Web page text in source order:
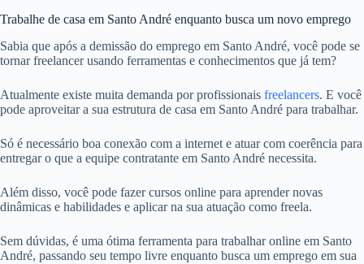
Trabalhe de casa em Santo André enquanto busca um novo emprego
Sabia que após a demissão do emprego em Santo André, você pode se
tornar freelancer usando ferramentas e conhecimentos que já tem?
Atualmente existe muita demanda por profissionais freelancers. E você
pode aproveitar a sua estrutura de casa em Santo André para trabalhar.
Só é necessário boa conexão com a internet e atuar com coerência para
entregar o que a equipe contratante em Santo André necessita.
Além disso, você pode fazer cursos online para aprender novas
dinâmicas e habilidades e aplicar na sua atuação como freela.
Sem dúvidas, é uma ótima ferramenta para trabalhar online em Santo
André, passando seu tempo livre enquanto busca um emprego em sua